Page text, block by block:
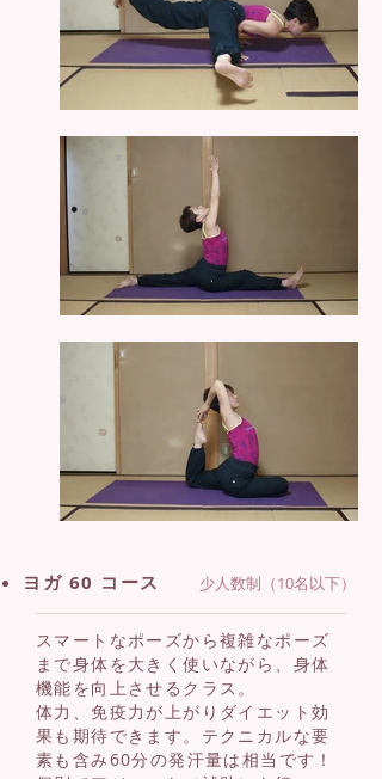
ヨガ 60 コース 少人数制（10名以下）
スマートなポーズから複雑なポーズ
まで身体を大きく使いながら、身体
機能を向上させるクラス。
体力、免疫力が上がりダイエット効
果も期待できます。 テクニカルな要
素も含み60分の発汗量は相当です！